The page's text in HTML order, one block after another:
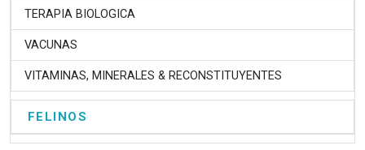
TERAPIA BIOLOGICA
VACUNAS
VITAMINAS, MINERALES & RECONSTITUYENTES
FELINOS